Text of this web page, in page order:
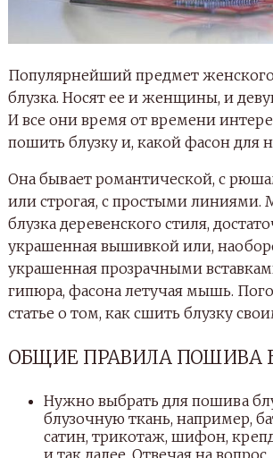
Популярнейший предмет женского
блузка. Носят ее и женщины, и
И все они время от времени
пошить блузку и, какой фасон для
Она бывает романтической, с
или строгая, с простыми линиями.
блузка деревенского стиля,
украшенная вышивкой или,
украшенная прозрачными
гипюра, фасона летучая мышь.
статье о том, как сшить блузку
ОБЩИЕ ПРАВИЛА ПОШИВА
Нужно выбрать для пошива
блузочную ткань, например,
сатин, трикотаж, шифон,
и так далее. Отвечая на